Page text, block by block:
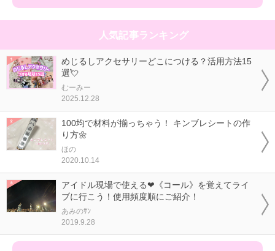
人気記事ランキング
めじるしアクセサリーどこにつける？活用方法15
選💘
むーみー
2025.12.28
100均で材料が揃っちゃう！ キンブレシートの作
り方🌼
ほの
2020.10.14
アイドル現場で使える❤《コール》を覚えてライ
ブに行こう！使用頻度順にご紹介！
あみのｻﾝ
2019.9.28